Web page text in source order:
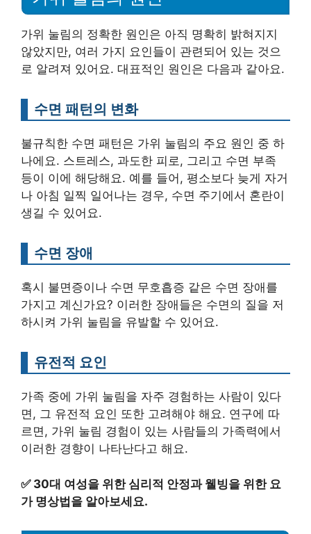
가위 눌림의 정확한 원인은 아직 명확히 밝혀지지
않았지만, 여러 가지 요인들이 관련되어 있는 것으
로 알려져 있어요. 대표적인 원인은 다음과 같아요.
수면 패턴의 변화
불규칙한 수면 패턴은 가위 눌림의 주요 원인 중 하
나에요. 스트레스, 과도한 피로, 그리고 수면 부족
등이 이에 해당해요. 예를 들어, 평소보다 늦게 자거
나 아침 일찍 일어나는 경우, 수면 주기에서 혼란이
생길 수 있어요.
수면 장애
혹시 불면증이나 수면 무호흡증 같은 수면 장애를
가지고 계신가요? 이러한 장애들은 수면의 질을 저
하시켜 가위 눌림을 유발할 수 있어요.
유전적 요인
가족 중에 가위 눌림을 자주 경험하는 사람이 있다
면, 그 유전적 요인 또한 고려해야 해요. 연구에 따
르면, 가위 눌림 경험이 있는 사람들의 가족력에서
이러한 경향이 나타난다고 해요.
✅ 30대 여성을 위한 심리적 안정과 웰빙을 위한 요
가 명상법을 알아보세요.